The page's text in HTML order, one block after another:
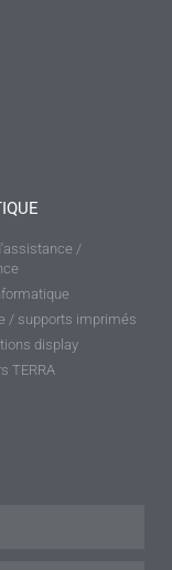
/
/ supports imprimés
display
TERRA